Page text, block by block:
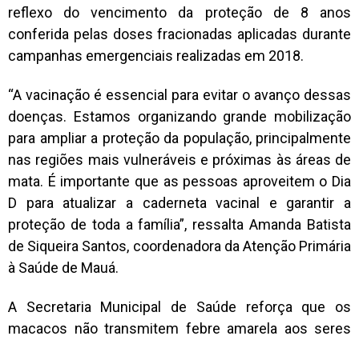
reflexo do vencimento da proteção de 8 anos
conferida pelas doses fracionadas aplicadas durante
campanhas emergenciais realizadas em 2018.
“A vacinação é essencial para evitar o avanço dessas
doenças. Estamos organizando grande mobilização
para ampliar a proteção da população, principalmente
nas regiões mais vulneráveis e próximas às áreas de
mata. É importante que as pessoas aproveitem o Dia
D para atualizar a caderneta vacinal e garantir a
proteção de toda a família”, ressalta Amanda Batista
de Siqueira Santos, coordenadora da Atenção Primária
à Saúde de Mauá.
A Secretaria Municipal de Saúde reforça que os
macacos não transmitem febre amarela aos seres